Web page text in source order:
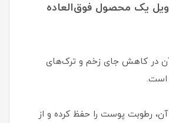
یک محصول فوق‌العاده
آن در کاهش جای زخم و ترک‌های
است.
رطوبت پوست را حفظ کرده و از